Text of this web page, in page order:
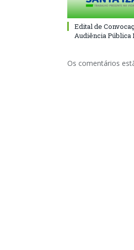
Edital de
Audiência Pública
Os comentários